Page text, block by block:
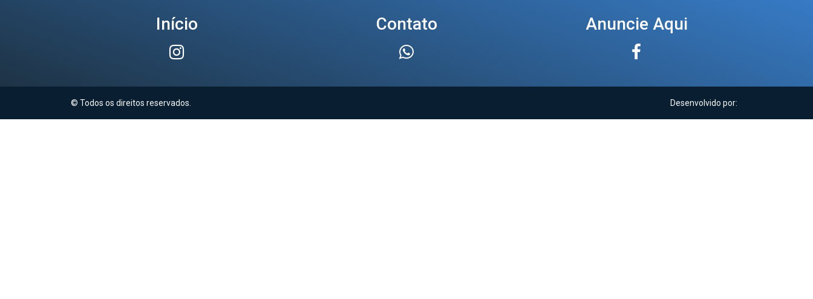
Início Contato Anuncie Aqui
© Todos os direitos reservados. Desenvolvido por: